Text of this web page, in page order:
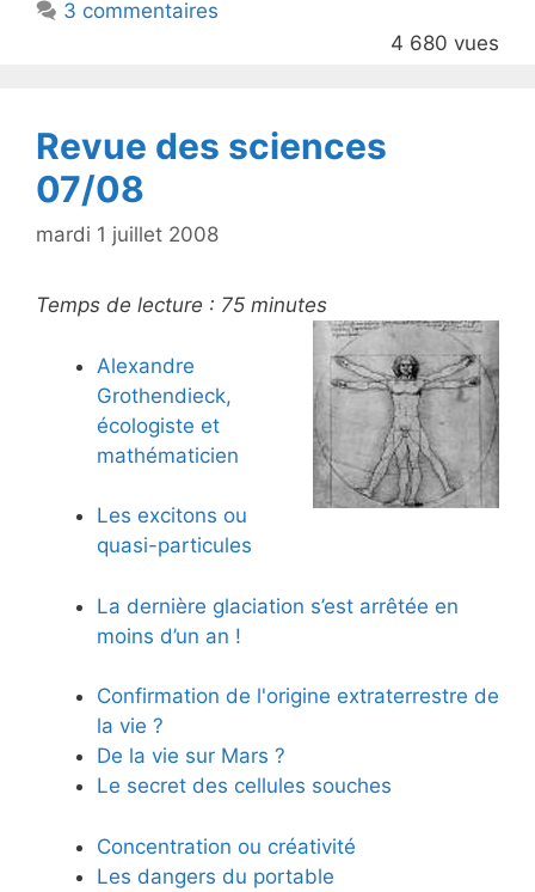
o
3 commentaires
4 680 vues
Revue des sciences
07/08
mardi 1 juillet 2008
Temps de lecture : 75 minutes
Alexandre
Grothendieck,
écologiste et
mathématicien
Les excitons ou
quasi-particules
La dernière glaciation s’est arrêtée en
moins d’un an !
Confirmation de l'origine extraterrestre de
la vie ?
De la vie sur Mars ?
Le secret des cellules souches
Concentration ou créativité
Les dangers du portable